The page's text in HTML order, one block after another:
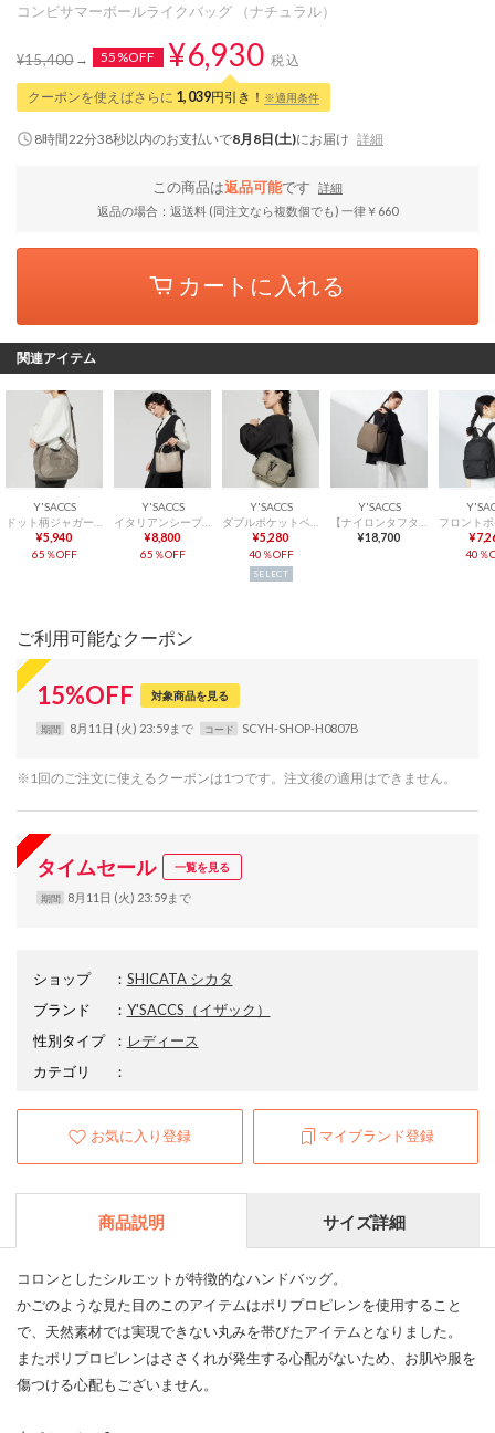
コンビサマーボールライクバッグ （ナチュラル）
¥15,400 55%OFF ¥6,930 税込
クーポンを使えばさらに 1,039円引き！ ※適用条件
8時間22分38秒以内のお支払いで8月8日(土)にお届け 詳細
この商品は返品可能です
詳細
返品の場合：返送料 (同注文なら複数個でも) 一律￥660
カートに入れる
関連アイテム
Y'SACCS
¥5,940
65％OFF
Y'SACCS
¥8,800
65％OFF
Y'SACCS
¥5,280
40％OFF
SELECT
Y'SACCS
¥18,700
40％
ご利用可能なクーポン
15%OFF 対象商品を見る
期間 8月11日 (火) 23:59まで コード SCYH-SHOP-H0807B
※1回のご注文に使えるクーポンは1つです。注文後の適用はできません。
タイムセール 一覧を見る
期間 8月11日 (火) 23:59まで
ショップ ： SHICATA シカタ
ブランド
： Y'SACCS （イザック）
性別タイプ
： レディース
カテゴリ
：
お気に入り登録 マイブランド登録
商品説明 サイズ詳細
コロンとしたシルエットが特徴的なハンドバッグ。
かごのような見た目のこのアイテムはポリプロピレンを使用すること
で、天然素材では実現できない丸みを帯びたアイテムとなりました。
またポリプロピレンはささくれが発生する心配がないため、お肌や服を
傷つける心配もございません。